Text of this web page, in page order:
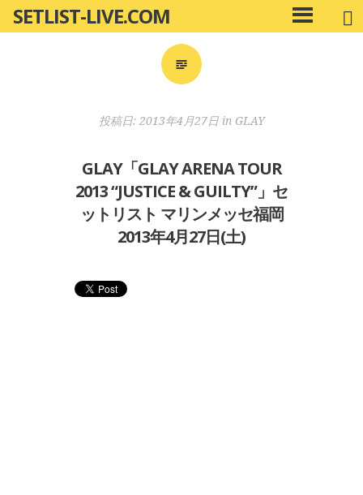
ン
SETLIST-LIVE.COM
メ
イ
投稿日: 2013年4月27日in GLAY
GLAY「GLAY ARENA TOUR
2013 “JUSTICE & GUILTY”」セ
ットリスト マリンメッセ福岡
2013年4月27日(土)